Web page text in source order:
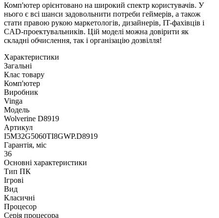
Комп'ютер орієнтовано на широкий спектр користувачів. У
нього є всі шанси задовольнити потреби геймерів, а також
стати правою рукою маркетологів, дизайнерів, IT-фахівців і
CAD-проектувальників. Цій моделі можна довірити як
складні обчислення, так і організацію дозвілля!
Характеристики
Загальні
Клас товару
Комп'ютер
Виробник
Vinga
Модель
Wolverine D8919
Артикул
I5M32G5060TI8GWP.D8919
Гарантія, міс
36
Основні характеристики
Тип ПК
Ігрові
Вид
Класичні
Процесор
Серія процесора